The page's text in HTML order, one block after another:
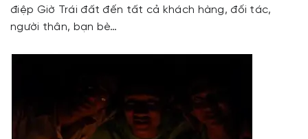
điệp Giờ Trái đất đến tất cả khách hàng, đối tác,
người thân, bạn bè…